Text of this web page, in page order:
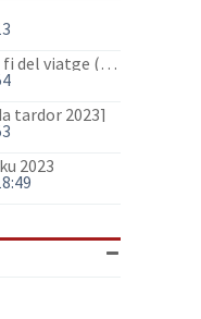
Frieren: Més enllà de la fi del viatge (anime)
tardor 2023]
2023